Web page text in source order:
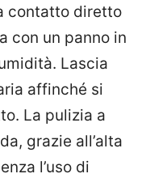
contatto diretto
con un panno in
Lascia
affinché si
La pulizia a
grazie all’alta
l’uso di